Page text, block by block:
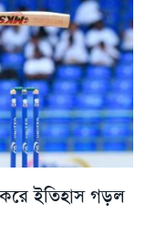
ইতিহাস গড়ল